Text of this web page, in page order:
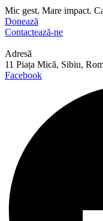
Mic gest. Mare impact.
Donează
Contactează-ne
Adresă
11 Piața Mică, Sibiu,
Facebook